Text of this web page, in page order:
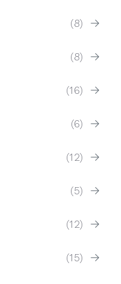
(8)
(8)
(16)
(6)
(12)
(5)
(12)
(15)